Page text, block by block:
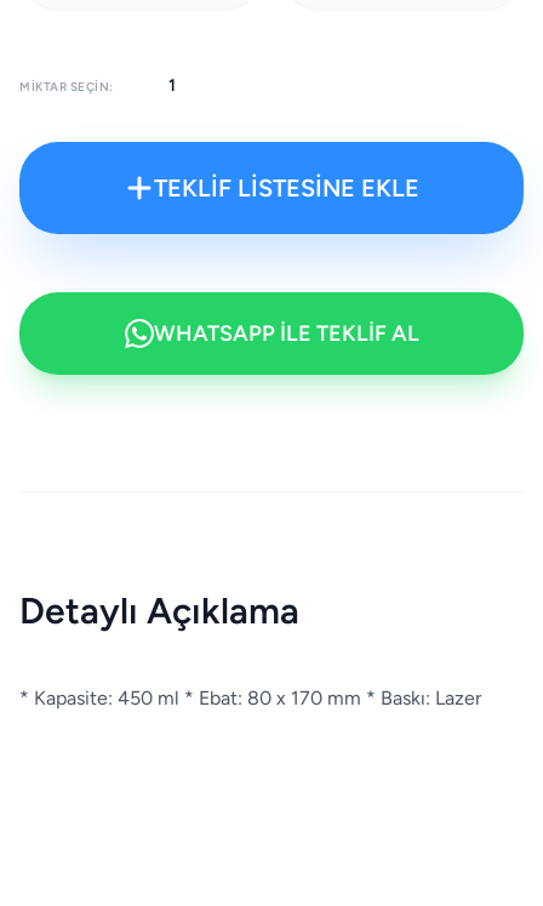
MIKTAR SEÇIN:
TEKLİF LİSTESİNE EKLE
WHATSAPP İLE TEKLİF AL
Detaylı Açıklama
* Kapasite: 450 ml * Ebat: 80 x 170 mm * Baskı: Lazer